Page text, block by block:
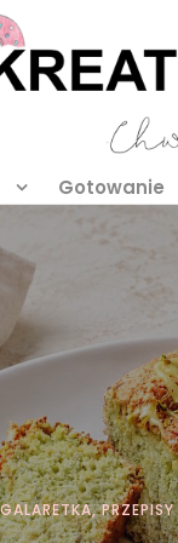
Gotowanie
GALARETKA,